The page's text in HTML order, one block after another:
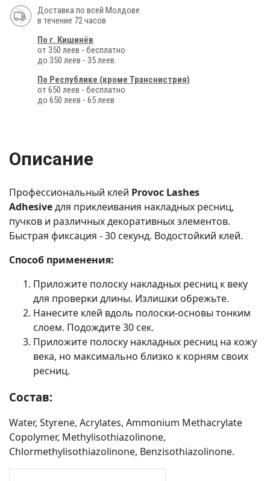
Доставка по всей Молдове
в течение 72 часов
По г. Кишинёв
от 350 леев - бесплатно
до 350 леев - 35 леев.
По Республике (кроме Транснистрия)
от 650 леев - бесплатно
до 650 леев - 65 леев
Описание
Профессиональный клей Provoc Lashes
Adhesiveдля приклеивания накладных ресниц,
пучков и различных декоративных элементов.
Быстрая фиксация - 30 секунд. Водостойкий клей.
Способ применения:
Приложите полоску накладных ресниц к веку
для проверки длины. Излишки обрежьте.
Нанесите клей вдоль полоски-основы тонким
слоем. Подождите 30 сек.
Приложите полоску накладных ресниц на кожу
века, но максимально близко к корням своих
ресниц.
Состав:
Water, Styrene, Acrylates, Ammonium Methacrylate
Copolymer, Methylisothiazolinone,
Chlormethylisothiazolinone, Benzisothiazolinone.